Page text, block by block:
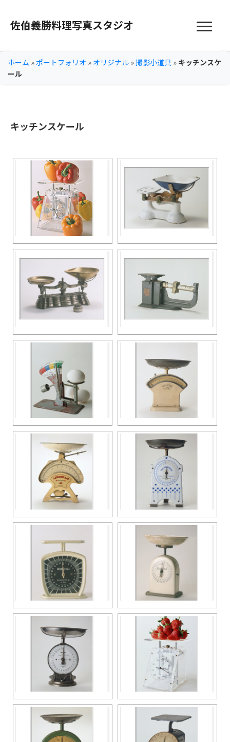
佐伯義勝料理写真スタジオ
ホーム »ポートフォリオ » オリジナル »撮影小道具 » キッチンスケ
ール
キッチンスケール